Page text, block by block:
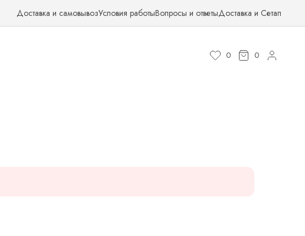
Доставка и самовывозУсловия работыВопросы и ответыДоставка и Сетап
0 0